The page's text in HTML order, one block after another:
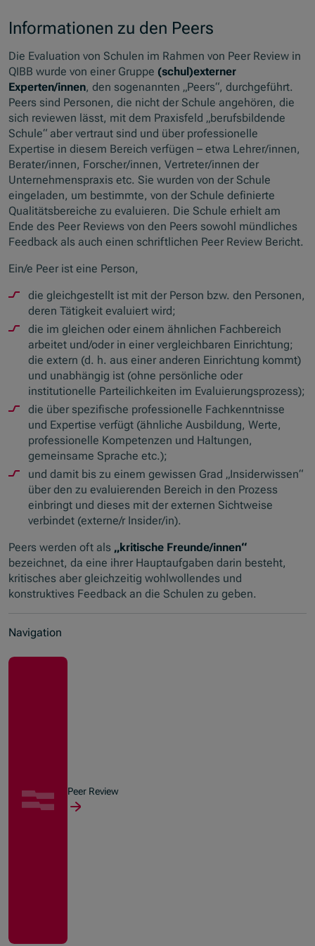
Informationen zu den Peers
Die Evaluation von Schulen im Rahmen von Peer Review in
QIBB wurde von einer Gruppe (schul)externer
Experten/innen, den sogenannten „Peers“, durchgeführt.
Peers sind Personen, die nicht der Schule angehören, die
sich reviewen lässt, mit dem Praxisfeld „berufsbildende
Schule“ aber vertraut sind und über professionelle
Expertise in diesem Bereich verfügen – etwa Lehrer/innen,
Berater/innen, Forscher/innen, Vertreter/innen der
Unternehmenspraxis etc. Sie wurden von der Schule
eingeladen, um bestimmte, von der Schule definierte
Qualitätsbereiche zu evaluieren. Die Schule erhielt am
Ende des Peer Reviews von den Peers sowohl mündliches
Feedback als auch einen schriftlichen Peer Review Bericht.
Ein/e Peer ist eine Person,
die gleichgestellt ist mit der Person bzw. den Personen,
deren Tätigkeit evaluiert wird;
die im gleichen oder einem ähnlichen Fachbereich
arbeitet und/oder in einer vergleichbaren Einrichtung;
die extern (d. h. aus einer anderen Einrichtung kommt)
und unabhängig ist (ohne persönliche oder
institutionelle Parteilichkeiten im Evaluierungsprozess);
die über spezifische professionelle Fachkenntnisse
und Expertise verfügt (ähnliche Ausbildung, Werte,
professionelle Kompetenzen und Haltungen,
gemeinsame Sprache etc.);
und damit bis zu einem gewissen Grad „Insiderwissen“
über den zu evaluierenden Bereich in den Prozess
einbringt und dieses mit der externen Sichtweise
verbindet (externe/r Insider/in).
Peers werden oft als „kritische Freunde/innen“
bezeichnet, da eine ihrer Hauptaufgaben darin besteht,
kritisches aber gleichzeitig wohlwollendes und
konstruktives Feedback an die Schulen zu geben.
Navigation
Peer Review